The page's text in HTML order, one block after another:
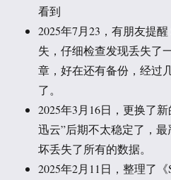
看到
2025年7月23，有朋友提
失，仔细检查发现丢失了
章，好在还有备份，经过
了。
2025年3月16日，更换了
迅云”后期不太稳定了，
坏丢失了所有的数据。
2025年2月11日，整理了